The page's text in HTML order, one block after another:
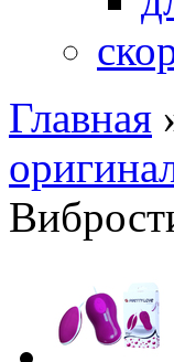
Главная